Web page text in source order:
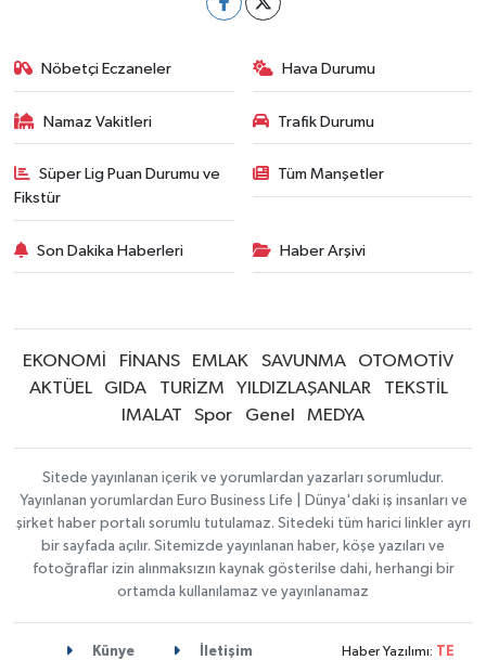
Nöbetçi Eczaneler Hava Durumu
Namaz Vakitleri Trafik Durumu
Süper Lig Puan Durumu ve
Fikstür
Tüm Manşetler
Son Dakika Haberleri Haber Arşivi
EKONOMİ FİNANS EMLAK SAVUNMA
OTOMOTİV
AKTÜEL
GIDA TURİZM YILDIZLAŞANLAR
TEKSTİL
IMALAT
Spor Genel MEDYA
Sitede yayınlanan içerik ve yorumlardan yazarları sorumludur.
Yayınlanan yorumlardan Euro Business Life | Dünya'daki iş insanları ve
şirket haber portalı sorumlu tutulamaz. Sitedeki tüm harici linkler ayrı
bir sayfada açılır. Sitemizde yayınlanan haber, köşe yazıları ve
fotoğraflar izin alınmaksızın kaynak gösterilse dahi, herhangi bir
ortamda kullanılamaz ve yayınlanamaz
Künye İletişim Haber Yazılımı: TE